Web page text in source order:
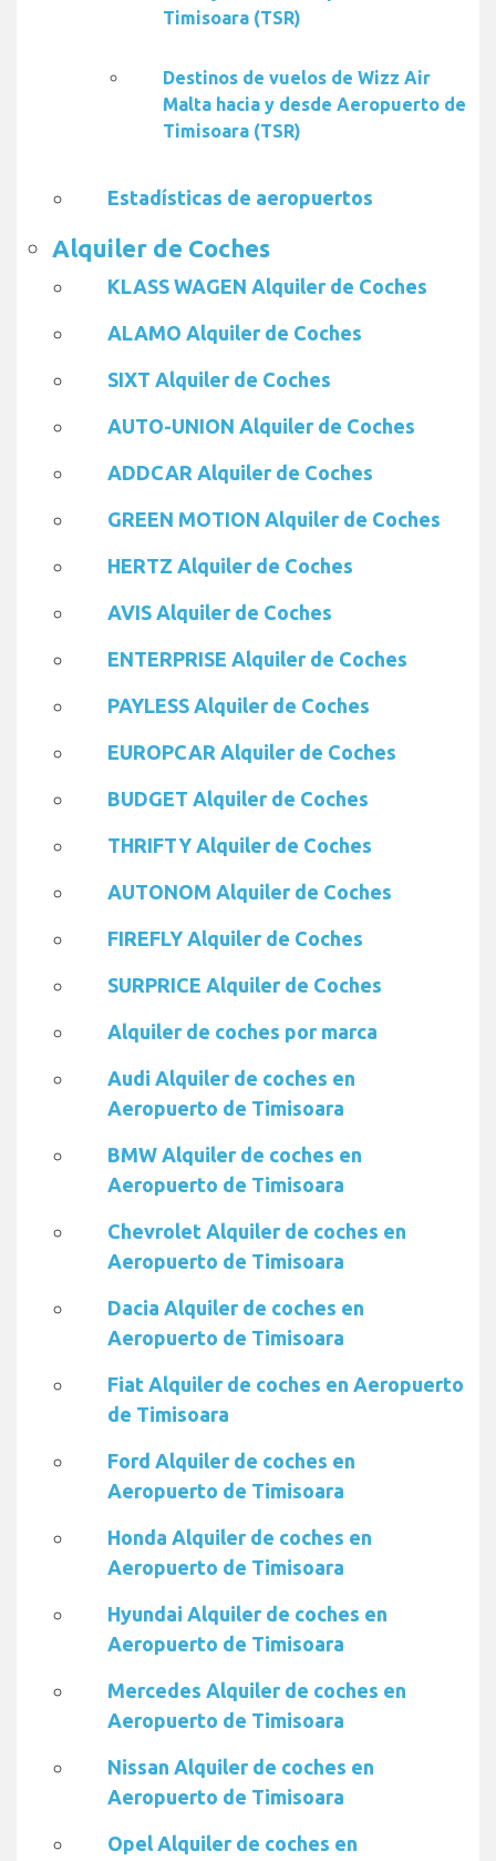
Timisoara (TSR)
Destinos de vuelos de Wizz Air
Malta hacia y desde Aeropuerto de
Timisoara (TSR)
Estadísticas de aeropuertos
Alquiler de Coches
KLASS WAGEN Alquiler de Coches
ALAMO Alquiler de Coches
SIXT Alquiler de Coches
AUTO-UNION Alquiler de Coches
ADDCAR Alquiler de Coches
GREEN MOTION Alquiler de Coches
HERTZ Alquiler de Coches
AVIS Alquiler de Coches
ENTERPRISE Alquiler de Coches
PAYLESS Alquiler de Coches
EUROPCAR Alquiler de Coches
BUDGET Alquiler de Coches
THRIFTY Alquiler de Coches
AUTONOM Alquiler de Coches
FIREFLY Alquiler de Coches
SURPRICE Alquiler de Coches
Alquiler de coches por marca
Audi Alquiler de coches en
Aeropuerto de Timisoara
BMW Alquiler de coches en
Aeropuerto de Timisoara
Chevrolet Alquiler de coches en
Aeropuerto de Timisoara
Dacia Alquiler de coches en
Aeropuerto de Timisoara
Fiat Alquiler de coches en Aeropuerto
de Timisoara
Ford Alquiler de coches en
Aeropuerto de Timisoara
Honda Alquiler de coches en
Aeropuerto de Timisoara
Hyundai Alquiler de coches en
Aeropuerto de Timisoara
Mercedes Alquiler de coches en
Aeropuerto de Timisoara
Nissan Alquiler de coches en
Aeropuerto de Timisoara
Opel Alquiler de coches en